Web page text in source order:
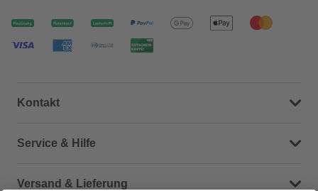
Kontakt
Dein Kontakt zu uns
Service & Hilfe
Häufige Fragen (FAQ)
Versand & Lieferung